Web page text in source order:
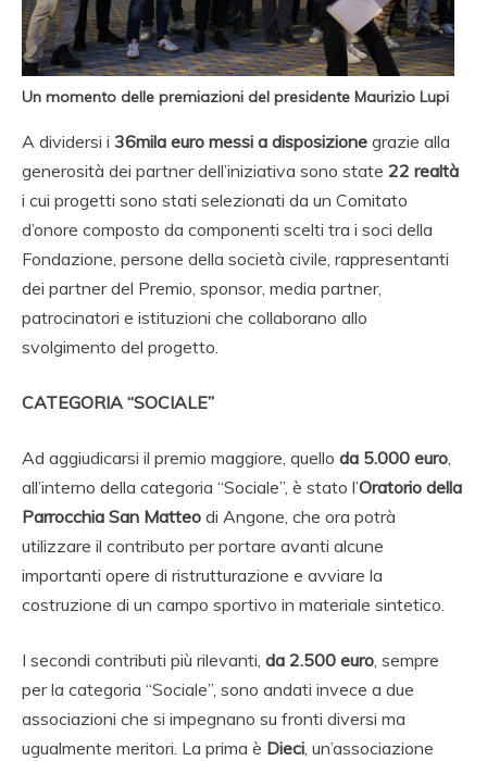
Un momento delle premiazioni del presidente Maurizio Lupi
A dividersi i 36mila euro messi a disposizione grazie alla
generosità dei partner dell’iniziativa sono state 22 realtà
i cui progetti sono stati selezionati da un Comitato
d’onore composto da componenti scelti tra i soci della
Fondazione, persone della società civile, rappresentanti
dei partner del Premio, sponsor, media partner,
patrocinatori e istituzioni che collaborano allo
svolgimento del progetto.
CATEGORIA “SOCIALE”
Ad aggiudicarsi il premio maggiore, quello da 5.000 euro,
all’interno della categoria “Sociale”, è stato l’Oratorio della
Parrocchia San Matteo di Angone, che ora potrà
utilizzare il contributo per portare avanti alcune
importanti opere di ristrutturazione e avviare la
costruzione di un campo sportivo in materiale sintetico.
I secondi contributi più rilevanti, da 2.500 euro, sempre
per la categoria “Sociale”, sono andati invece a due
associazioni che si impegnano su fronti diversi ma
ugualmente meritori. La prima è Dieci, un’associazione